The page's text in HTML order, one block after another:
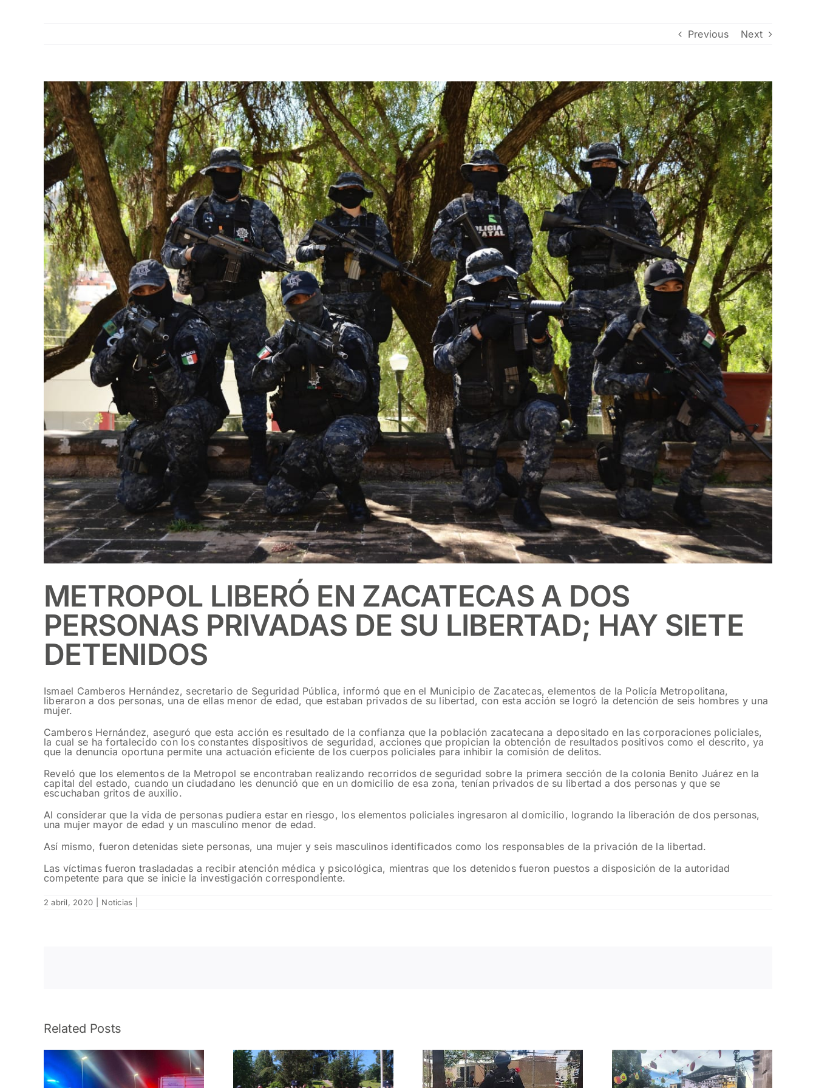
Previous Next
View
Larger
Image
METROPOL LIBERÓ EN ZACATECAS A DOS
PERSONAS PRIVADAS DE SU LIBERTAD; HAY SIETE
DETENIDOS
Ismael Camberos Hernández, secretario de Seguridad Pública, informó que en el Municipio de Zacatecas, elementos de la Policía Metropolitana,
liberaron a dos personas, una de ellas menor de edad, que estaban privados de su libertad, con esta acción se logró la detención de seis hombres y una
mujer.
Camberos Hernández, aseguró que esta acción es resultado de la confianza que la población zacatecana a depositado en las corporaciones policiales,
la cual se ha fortalecido con los constantes dispositivos de seguridad, acciones que propician la obtención de resultados positivos como el descrito, ya
que la denuncia oportuna permite una actuación eficiente de los cuerpos policiales para inhibir la comisión de delitos.
Reveló que los elementos de la Metropol se encontraban realizando recorridos de seguridad sobre la primera sección de la colonia Benito Juárez en la
capital del estado, cuando un ciudadano les denunció que en un domicilio de esa zona, tenían privados de su libertad a dos personas y que se
escuchaban gritos de auxilio.
Al considerar que la vida de personas pudiera estar en riesgo, los elementos policiales ingresaron al domicilio, logrando la liberación de dos personas,
una mujer mayor de edad y un masculino menor de edad.
Así mismo, fueron detenidas siete personas, una mujer y seis masculinos identificados como los responsables de la privación de la libertad.
Las víctimas fueron trasladadas a recibir atención médica y psicológica, mientras que los detenidos fueron puestos a disposición de la autoridad
competente para que se inicie la investigación correspondiente.
2 abril, 2020 Noticias
Related Posts
Fomentan Policía
Resguardan Policía
Refuerzan